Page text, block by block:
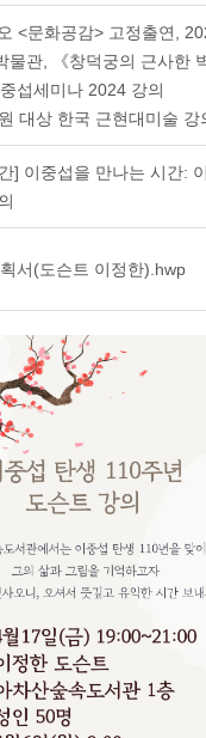
<문화공감> 고정출연,
물관, 《창덕궁의 근사한
섭세미나 2024 강의
대상 한국 근현대미술 강
] 이중섭을 만나는 시간:
서(도슨트 이정한).hwp